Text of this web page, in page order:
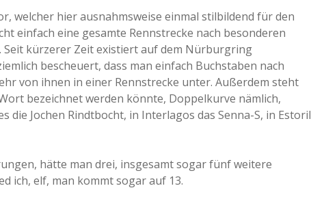
a
a
d
e
welcher hier ausnahmsweise einmal stilbildend für den
einfach eine gesamte Rennstrecke nach besonderen
Seit kürzerer Zeit existiert auf dem Nürburgring
bescheuert, dass man einfach Buchstaben nach
von ihnen in einer Rennstrecke unter. Außerdem steht
bezeichnet werden könnte, Doppelkurve nämlich,
die Jochen Rindtbocht, in Interlagos das Senna-S, in Estoril
hätte man drei, insgesamt sogar fünf weitere
ich, elf, man kommt sogar auf 13.